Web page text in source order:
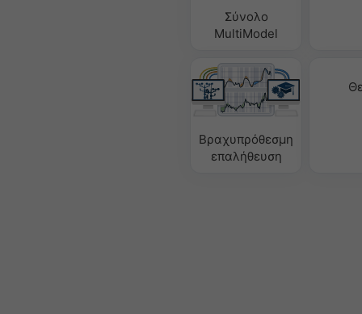
Σύνολο
MultiModel
Βραχυπρόθεσμη
επαλήθευση